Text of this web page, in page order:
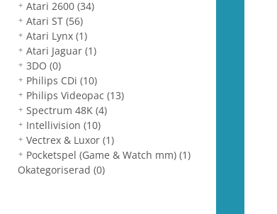
Atari 2600(34)
Atari ST(56)
Atari Lynx(1)
Atari Jaguar(1)
3DO(0)
Philips CDi(10)
Philips Videopac(13)
Spectrum 48K(4)
Intellivision(10)
Vectrex & Luxor(1)
Pocketspel (Game & Watch mm)(1)
Okategoriserad (0)